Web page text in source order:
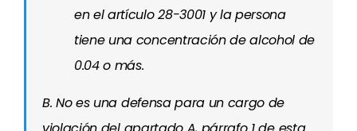
en el artículo 28-3001 y la persona
tiene una concentración de alcohol de
0.04 o más.
B. No es una defensa para un cargo de